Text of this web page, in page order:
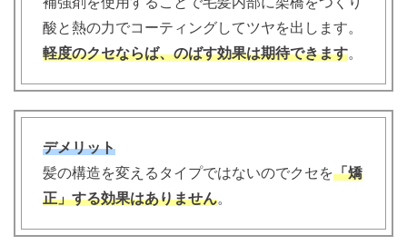
酸と熱の力でコーティングしてツヤを出します。
軽度のクセならば、のばす効果は期待できます。
デメリット
髪の構造を変えるタイプではないのでクセを「矯
正」する効果はありません。